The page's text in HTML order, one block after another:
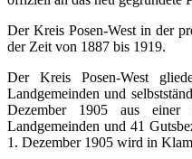
Der Kreis Posen-West in der
der Zeit von 1887 bis 1919.
Der Kreis Posen-West
Landgemeinden und
Dezember 1905 aus einer
Landgemeinden und 41
1. Dezember 1905 wird in